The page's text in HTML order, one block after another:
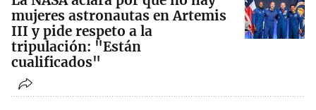
mujeres astronautas en Artemis
III y pide respeto a la
tripulación: "Están
cualificados"